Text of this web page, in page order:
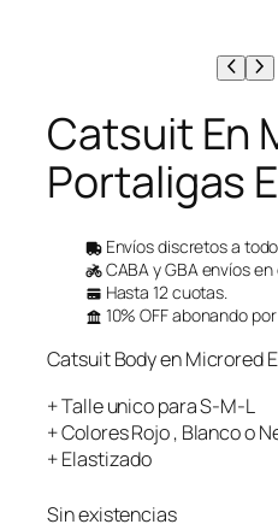
Catsuit En
Portaligas
Envíos discretos a
CABA y GBA envíos en
Hasta 12 cuotas.
10% OFF abonando
Catsuit Body en Microred
+ Talle unico para S-M-L
+ Colores Rojo , Blanco o
+ Elastizado
Sin existencias